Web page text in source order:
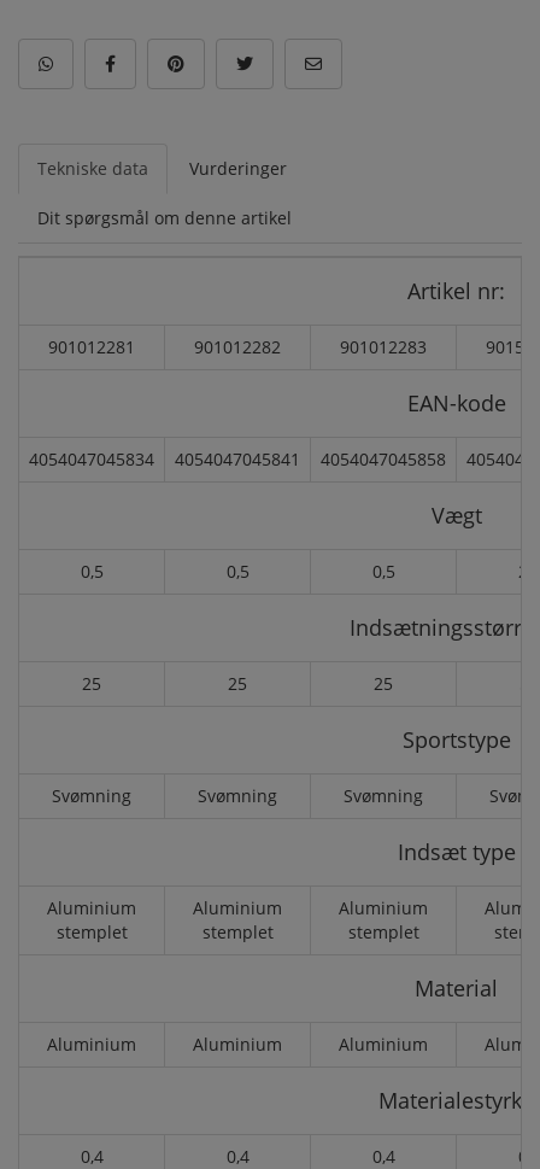
Tekniske data Vurderinger
Dit spørgsmål om denne artikel
Artikel nr:
901012281 901012282 901012283
EAN-kode
4054047045834 4054047045841 4054047045858
Vægt
0,5 0,5 0,5 2,1
25 25 25
Sportstype
Svømning Svømning Svømning
Indsæt type
Aluminium
stemplet
Aluminium
stemplet
Aluminium
stemplet
Material
Aluminium Aluminium Aluminium
Materialestyrke
0,4 0,4 0,4 0,4